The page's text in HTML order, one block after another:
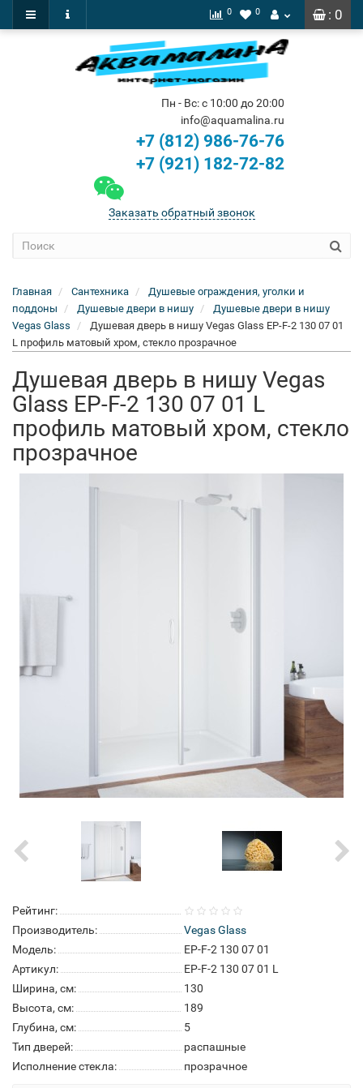
: 0
0 0
Пн - Вс: с 10:00 до 20:00
info@aquamalina.ru
+7 (812) 986-76-76
+7 (921) 182-72-82
Заказать обратный звонок
Главная Сантехника
Душевые ограждения, уголки и
поддоны
Душевые двери в нишу
Душевые двери в нишу
Vegas Glass
Душевая дверь в нишу Vegas Glass EP-F-2 130 07 01
L профиль матовый хром, стекло прозрачное
Душевая дверь в нишу Vegas
Glass EP-F-2 130 07 01 L
профиль матовый хром, стекло
прозрачное
Рейтинг:
Производитель:
Vegas Glass
Модель:
EP-F-2 130 07 01
Артикул:
EP-F-2 130 07 01 L
Ширина, см:
130
Высота, см:
189
Глубина, см:
5
Тип дверей:
распашные
Исполнение стекла:
прозрачное